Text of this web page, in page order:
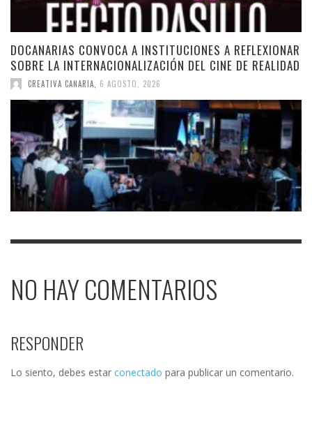
DOCANARIAS CONVOCA A INSTITUCIONES A REFLEXIONAR
SOBRE LA INTERNACIONALIZACIÓN DEL CINE DE REALIDAD
CREATIVA CANARIA, 6 AGOSTO, 2026
NO HAY COMENTARIOS
RESPONDER
Lo siento, debes estar conectado para publicar un comentario.